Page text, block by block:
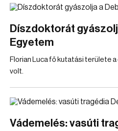
Díszdoktorát
Egyetem
Florian Luca fő kutatási területe
volt.
Vádemelés: vasúti